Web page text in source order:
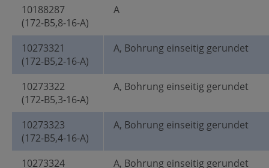
10188287
(172-B5,8-16-A)
A
10273321
(172-B5,2-16-A)
A, Bohrung einseitig gerundet
10273322
(172-B5,3-16-A)
A, Bohrung einseitig gerundet
10273323
(172-B5,4-16-A)
A, Bohrung einseitig gerundet
10273324
A, Bohrung einseitig gerundet